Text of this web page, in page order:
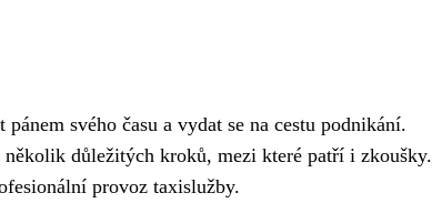
svého času a vydat se na cestu podnikání.
několik důležitých kroků, mezi které patří i zkoušky.
provoz taxislužby.